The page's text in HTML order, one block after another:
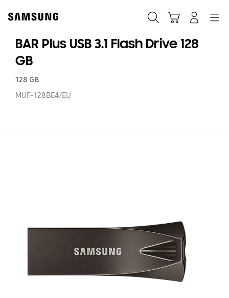
content
accessibility
BAR Plus USB 3.1 Flash Drive 128
GB
128 GB
MUF-128BE4/EU